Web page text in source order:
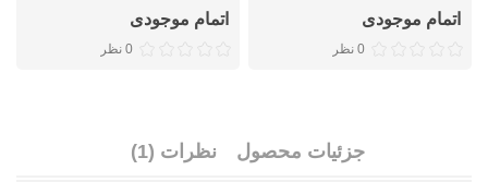
اتمام موجودی
0 نظر
اتمام موجودی
0 نظر
جزئیات محصول نظرات (1)